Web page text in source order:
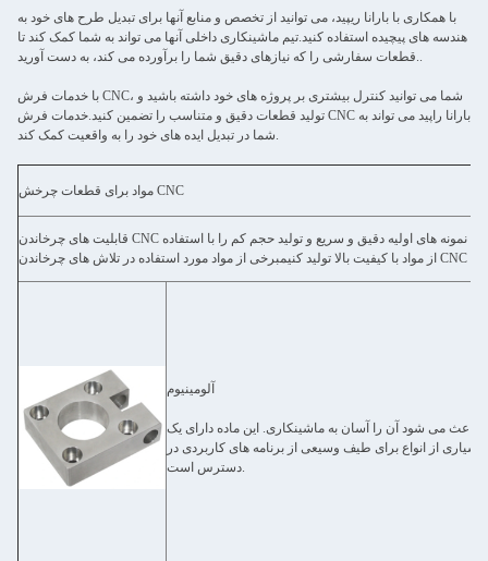
با همکاری با بارانا ریپید، می توانید از تخصص و منابع آنها برای تبدیل طرح های خود به
هندسه های پیچیده استفاده کنید.تیم ماشینکاری داخلی آنها می تواند به شما کمک کند تا
قطعات سفارشی را که نیازهای دقیق شما را برآورده می کند، به دست آورید..
با خدمات فرش CNC، شما می توانید کنترل بیشتری بر پروژه های خود داشته باشید و
تولید قطعات دقیق و متناسب را تضمین کنید.خدمات فرش CNC بارانا راپید می تواند به
شما در تبدیل ایده های خود را به واقعیت کمک کند.
مواد برای قطعات چرخش CNC
قابلیت های چرخاندن CNC ما برای انواع گسترده ای از مواد، شامل فلزات و پلاستیک های درجه ماشین مناسب است.ما می توانیم نمونه های اولیه دقیق و سریع و تولید حجم کم را با استفاده
آلومینیوم
باعث می شود آن را آسان به ماشینکاری. این ماده دارای یک
از انواع برای طیف وسیعی از برنامه های کاربردی در
دسترس است.